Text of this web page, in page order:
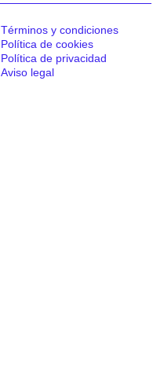
Términos y condiciones
Política de cookies
Política de privacidad
Aviso legal